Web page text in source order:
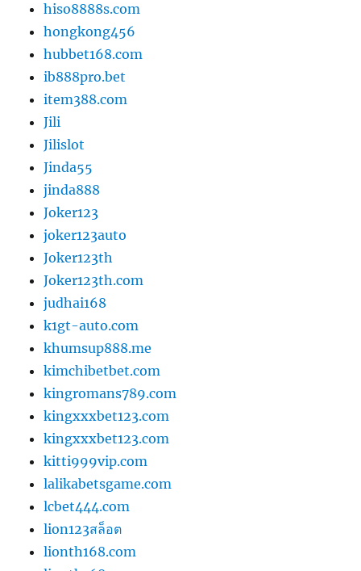
hiso8888s.com
hongkong456
hubbet168.com
ib888pro.bet
item388.com
Jili
Jilislot
Jinda55
jinda888
Joker123
joker123auto
Joker123th
Joker123th.com
judhai168
k1gt-auto.com
khumsup888.me
kimchibetbet.com
kingromans789.com
kingxxxbet123.com
kingxxxbet123.com
kitti999vip.com
lalikabetsgame.com
lcbet444.com
lion123สล็อต
lionth168.com